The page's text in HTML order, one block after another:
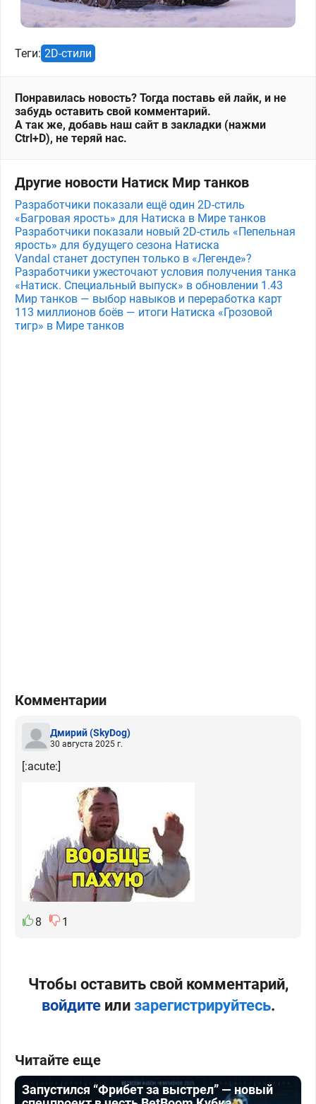
Теги: 2D-стили
Понравилась новость? Тогда поставь ей лайк, и не
забудь оставить свой комментарий.
А так же, добавь наш сайт в закладки (нажми
Ctrl+D), не теряй нас.
Другие новости Натиск Мир танков
Разработчики показали ещё один 2D-стиль
«Багровая ярость» для Натиска в Мире танков
Разработчики показали новый 2D-стиль «Пепельная
ярость» для будущего сезона Натиска
Vandal станет доступен только в «Легенде»?
Разработчики ужесточают условия получения танка
«Натиск. Специальный выпуск» в обновлении 1.43
Мир танков — выбор навыков и переработка карт
113 миллионов боёв — итоги Натиска «Грозовой
тигр» в Мире танков
Комментарии
Дмирий(SkyDog)
30 августа 2025 г.
[:acute:]
8 1
Чтобы оставить свой комментарий,
войдитеили зарегистрируйтесь.
Читайте еще
Запустился “Фрибет за выстрел” — новый